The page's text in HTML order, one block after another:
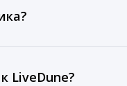
и присылаем
Бизнес
LiveDune?